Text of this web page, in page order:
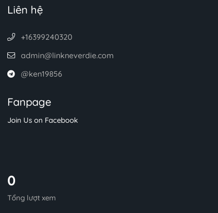
Liên hệ
+16399240320
admin@linkneverdie.com
@ken19856
Fanpage
Join Us on Facebook
0
Tổng lượt xem